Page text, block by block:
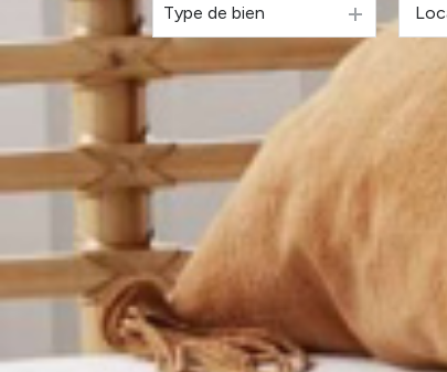
De l'ancien à l'année
De l'immo pro
Type de bien